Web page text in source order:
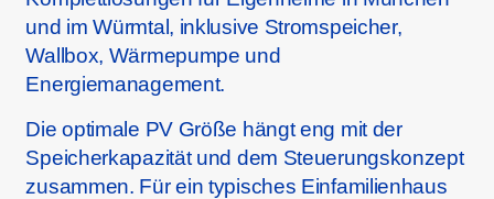
und im Würmtal, inklusive Stromspeicher,
Wallbox, Wärmepumpe und
Energiemanagement.
Die optimale PV Größe hängt eng mit der
Speicherkapazität und dem Steuerungskonzept
zusammen. Für ein typisches Einfamilienhaus